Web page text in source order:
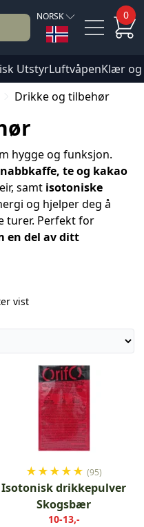
NORSK 0
UtstyrLuftvåpenKlær
Drikke og tilbehør
hygge og funksjon.
te og kakao
samt isotoniske
og hjelper deg å
turer. Perfekt for
en del av ditt
vist
★★★★★ (95)
Isotonisk drikkepulver
Skogsbær
10-13,-